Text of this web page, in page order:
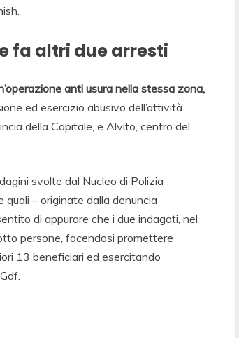
fa altri due arresti
anti usura nella stessa zona,
ed esercizio abusivo dell’attività
della Capitale, e Alvito, centro del
svolte dal Nucleo di Polizia
quali – originate dalla denuncia
di appurare che i due indagati, nel
persone, facendosi promettere
13 beneficiari ed esercitando